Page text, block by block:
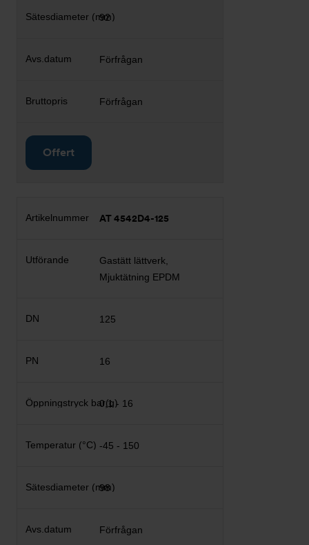
92
Förfrågan
Förfrågan
Offert
AT 4542D4-125
Gastätt lättverk,
Mjuktätning EPDM
125
16
0,1 - 16
-45 - 150
98
Förfrågan